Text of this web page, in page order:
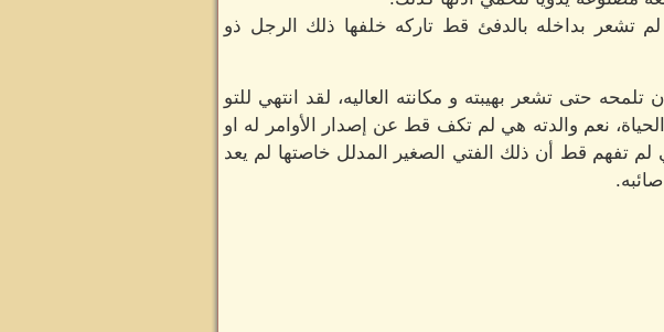
تشعر بداخله بالدفئ قط تاركه خلفها ذلك الرجل ذو
حتى تشعر بهيبته و مكانته العاليه، لقد انتهي للتو
نعم والدته هي لم تكف قط عن إصدار الأوامر له او
تفهم قط أن ذلك الفتي الصغير المدلل خاصتها لم يعد